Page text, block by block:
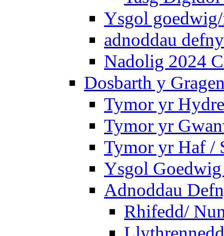
Ysgol
adnoddau
Nadolig 2024
Dosbarth y
Tymor yr
Tymor yr
Tymor yr Haf /
Ysgol
Adnoddau
Rhifedd/